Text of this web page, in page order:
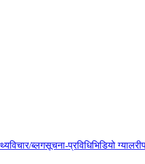
विचार/ब्लगसूचना-प्रविधिभिडियो ग्यालरी